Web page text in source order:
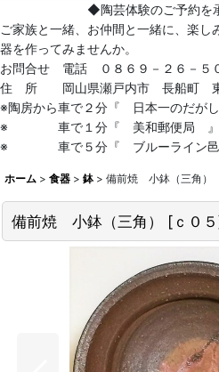
◆陶芸体験のご予約を承っ
ご家族と一緒、お仲間と一緒に、楽
器を作ってみませんか。
お問合せ 電話 ０８６９－２６－５
住 所 岡山県瀬戸内市 長船町
※陶房から車で２分『 日本一のだが
※ 車で１分『 美和郵便局 』
※ 車で５分『 ブルーラ
ホーム > 食器 > 鉢 > 備前焼 小鉢（三角）
備前焼 小鉢（三角） [ ｃ０５